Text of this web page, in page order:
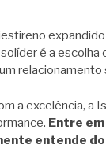
expandido
é a
a excelência, a
Entre
entende